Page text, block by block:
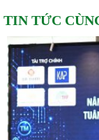
TIN TỨC